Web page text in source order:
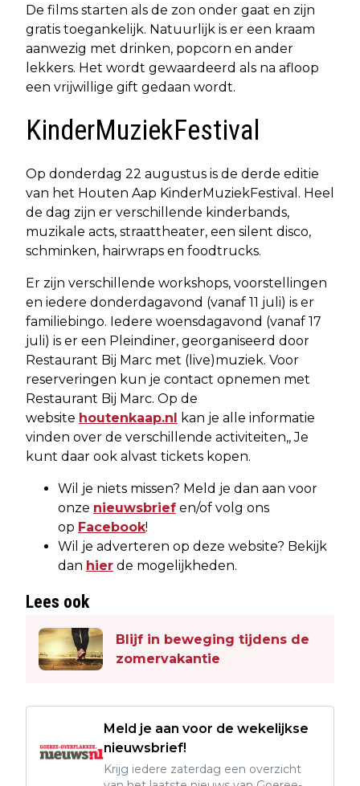
De films starten als de zon onder gaat en zijn
gratis toegankelijk. Natuurlijk is er een kraam
aanwezig met drinken, popcorn en ander
lekkers. Het wordt gewaardeerd als na afloop
een vrijwillige gift gedaan wordt.
KinderMuziekFestival
Op donderdag 22 augustus is de derde editie
van het Houten Aap KinderMuziekFestival. Heel
de dag zijn er verschillende kinderbands,
muzikale acts, straattheater, een silent disco,
schminken, hairwraps en foodtrucks.
Er zijn verschillende workshops, voorstellingen
en iedere donderdagavond (vanaf 11 juli) is er
familiebingo. Iedere woensdagavond (vanaf 17
juli) is er een Pleindiner, georganiseerd door
Restaurant Bij Marc met (live)muziek. Voor
reserveringen kun je contact opnemen met
Restaurant Bij Marc. Op de
website houtenkaap.nl
kan je alle informatie
vinden over de verschillende activiteiten,, Je
kunt daar ook alvast tickets kopen.
Wil je niets missen? Meld je dan aan voor
onze nieuwsbrief en/of volg ons
op Facebook!
Wil je adverteren op deze website? Bekijk
dan hier de mogelijkheden.
Lees ook
Blijf in beweging tijdens de
zomervakantie
Meld je aan voor de wekelijkse
nieuwsbrief!
Krijg iedere zaterdag een overzicht